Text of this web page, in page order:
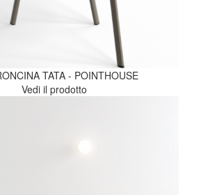
TATA - POINTHOUSE
Vedi il prodotto